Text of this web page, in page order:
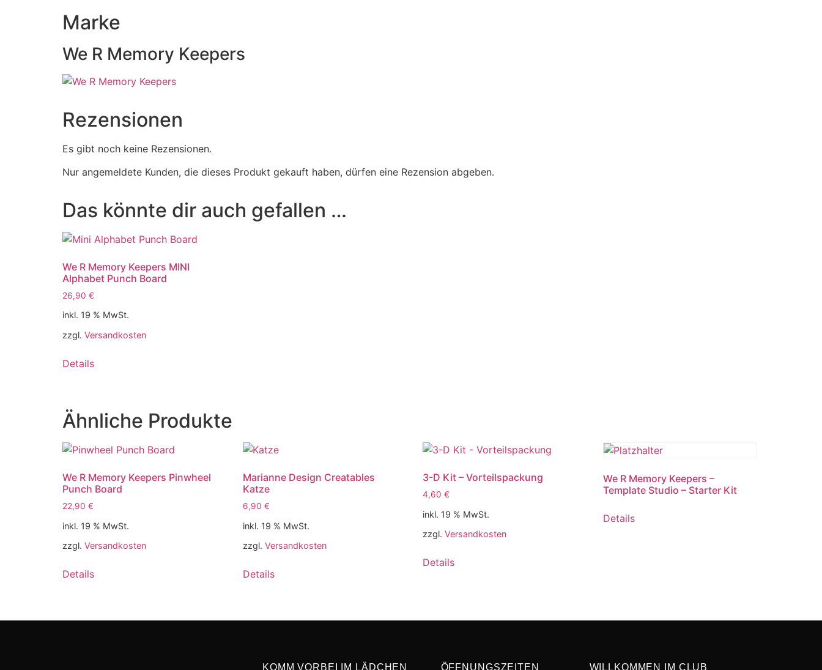
Marke
We R Memory Keepers
Rezensionen
Es gibt noch keine Rezensionen.
Nur angemeldete Kunden, die dieses Produkt gekauft haben, dürfen eine Rezension abgeben.
Das könnte dir auch gefallen …
We R Memory Keepers MINI
Alphabet Punch Board
26,90 €
inkl. 19 % MwSt.
zzgl. Versandkosten
Details
Ähnliche Produkte
We R Memory Keepers Pinwheel
Punch Board
22,90 €
inkl. 19 % MwSt.
zzgl. Versandkosten
Details
Marianne Design Creatables
Katze
6,90 €
inkl. 19 % MwSt.
zzgl. Versandkosten
Details
3-D Kit – Vorteilspackung
4,60€
inkl. 19 % MwSt.
zzgl.Versandkosten
Details
We R Memory Keepers –
Template Studio – Starter Kit
Details
KOMM VORBEI IM LÄDCHEN ÖFFNUNGSZEITEN WILLKOMMEN IM CLUB